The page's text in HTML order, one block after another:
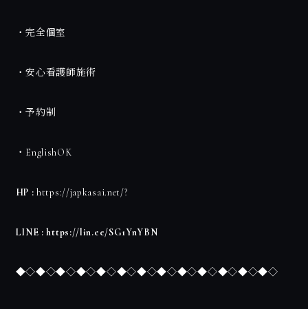
・完全個室
・安心看護師施術
・予約制
・EnglishOK
HP :https://japkasai.net/?
LINE :https://lin.ee/SG1YnYBN
◆◇◆◇◆◇◆◇◆◇◆◇◆◇◆◇◆◇◆◇◆◇◆◇◆◇